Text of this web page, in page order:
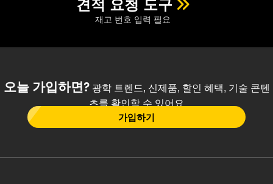
견적 요청 도구
재고 번호 입력 필요
오늘 가입하면?광학 트렌드, 신제품, 할인 혜택, 기술 콘텐
츠를 확인할 수 있어요
가입하기